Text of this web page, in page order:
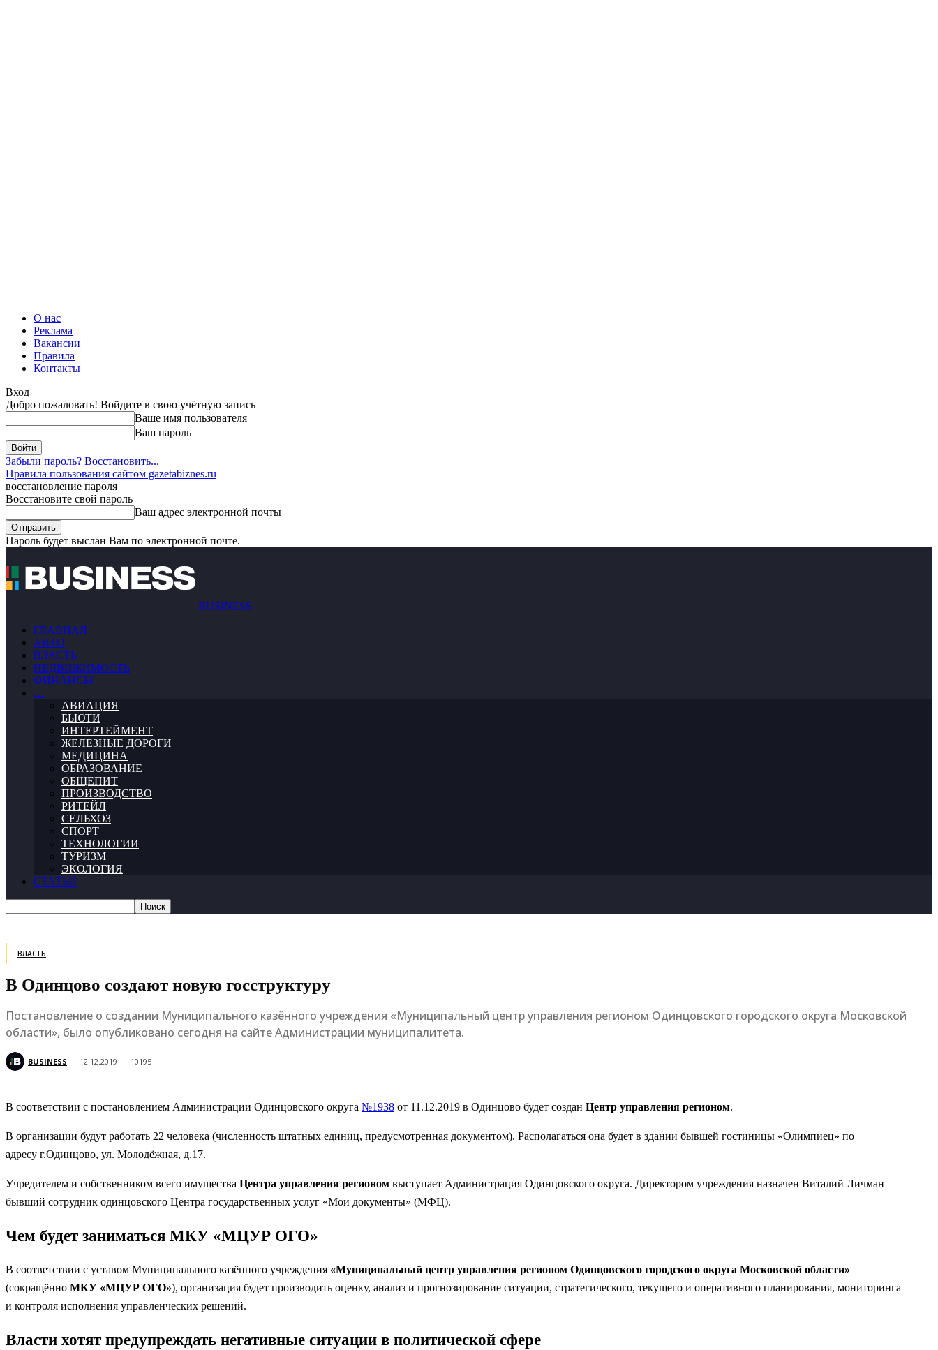
О нас
Реклама
Вакансии
Правила
Контакты
Вход
Добро пожаловать! Войдите в свою учётную запись
Ваше имя пользователя
Ваш пароль
Забыли пароль? Восстановить...
Правила пользования сайтом gazetabiznes.ru
восстановление пароля
Восстановите свой пароль
Ваш адрес электронной почты
Пароль будет выслан Вам по электронной почте.
BUSINESS
ГЛАВНАЯ
АВТО
ВЛАСТЬ
НЕДВИЖИМОСТЬ
ФИНАНСЫ
…
АВИАЦИЯ
БЬЮТИ
ИНТЕРТЕЙМЕНТ
ЖЕЛЕЗНЫЕ ДОРОГИ
МЕДИЦИНА
ОБРАЗОВАНИЕ
ОБЩЕПИТ
ПРОИЗВОДСТВО
РИТЕЙЛ
СЕЛЬХОЗ
СПОРТ
ТЕХНОЛОГИИ
ТУРИЗМ
ЭКОЛОГИЯ
СТАТЬИ
ВЛАСТЬ
В Одинцово создают новую госструктуру
Постановление о создании Муниципального казённого учреждения «Муниципальный центр управления регионом Одинцовского городского округа Московской
области», было опубликовано сегодня на сайте Администрации муниципалитета.
BUSINESS 12.12.2019 10195
В соответствии с постановлением Администрации Одинцовского округа №1938 от 11.12.2019 в Одинцово будет создан Центр управления регионом.
В организации будут работать 22 человека (численность штатных единиц, предусмотренная документом). Располагаться она будет в здании бывшей гостиницы «Олимпиец» по
адресу г.Одинцово, ул. Молодёжная, д.17.
Учредителем и собственником всего имущества Центра управления регионом выступает Администрация Одинцовского округа. Директором учреждения назначен Виталий Личман —
бывший сотрудник одинцовского Центра государственных услуг «Мои документы» (МФЦ).
Чем будет заниматься МКУ «МЦУР ОГО»
В соответствии с уставом Муниципального казённого учреждения «Муниципальный центр управления регионом Одинцовского городского округа Московской области»
(сокращённо МКУ «МЦУР ОГО»), организация будет производить оценку, анализ и прогнозирование ситуации, стратегического, текущего и оперативного планирования, мониторинга
и контроля исполнения управленческих решений.
Власти хотят предупреждать негативные ситуации в политической сфере